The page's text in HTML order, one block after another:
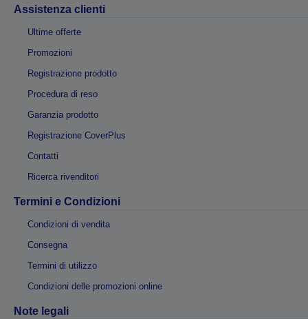
Assistenza clienti
Ultime offerte
Promozioni
Registrazione prodotto
Procedura di reso
Garanzia prodotto
Registrazione CoverPlus
Contatti
Ricerca rivenditori
Termini e Condizioni
Condizioni di vendita
Consegna
Termini di utilizzo
Condizioni delle promozioni online
Note legali